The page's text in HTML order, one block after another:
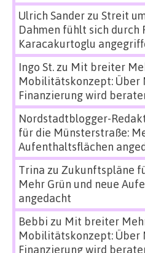
Ulrich Sanderzu Streit
Dahmen fühlt sich durch
Karacakurtoglu
Ingo St.zu Mit breiter
Mobilitätskonzept: Über
Finanzierung wird
Nordstadtblogger-
für die Münsterstraße:
Aufenthaltsflächen
Trina zu Zukunftspläne
Mehr Grün und neue
angedacht
Bebbi zu Mit breiter
Mobilitätskonzept: Über
Finanzierung wird